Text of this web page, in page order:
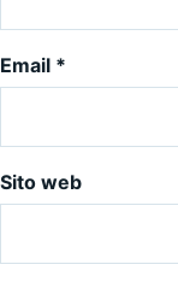
Email *
Sito web